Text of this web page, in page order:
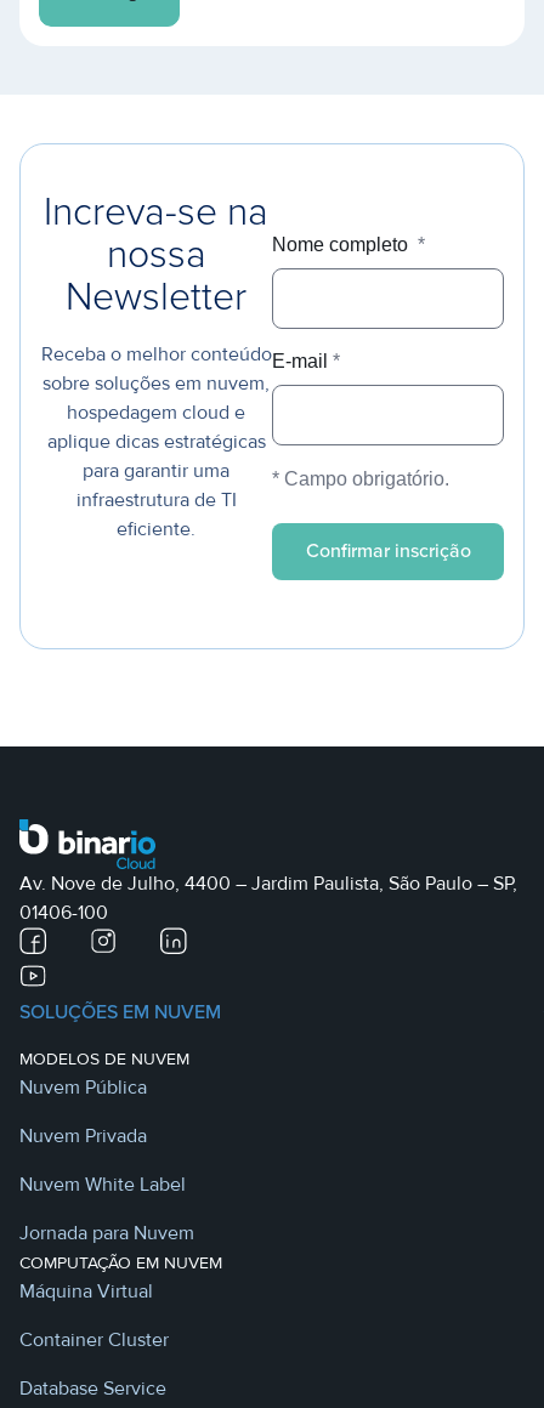
Increva-se na
nossa
Newsletter
Receba o melhor conteúdo
sobre soluções em nuvem,
hospedagem cloud e
aplique dicas estratégicas
para garantir uma
infraestrutura de TI
eficiente.
Nome completo *
E-mail *
* Campo obrigatório.
Av. Nove de Julho, 4400 – Jardim Paulista, São Paulo – SP,
01406-100
SOLUÇÕES EM NUVEM
MODELOS DE NUVEM
Nuvem Pública
Nuvem Privada
Nuvem White Label
Jornada para Nuvem
COMPUTAÇÃO EM NUVEM
Máquina Virtual
Container Cluster
Database Service